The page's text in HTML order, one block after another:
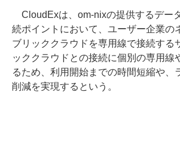
CloudExは、om-nixの提供するデー
続ポイントにおいて、ユーザー企業の
ブリッククラウドを専用線で接続する
ッククラウドとの接続に個別の専用線
るため、利用開始までの時間短縮や、
削減を実現するという。